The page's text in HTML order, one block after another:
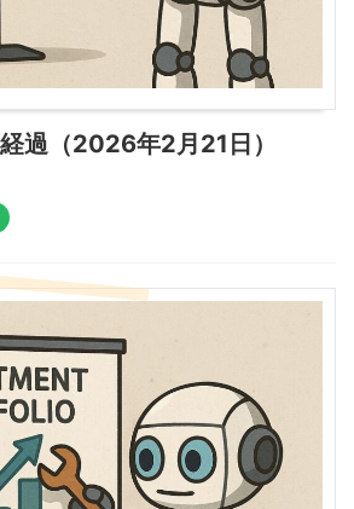
過（2026年2月21日）